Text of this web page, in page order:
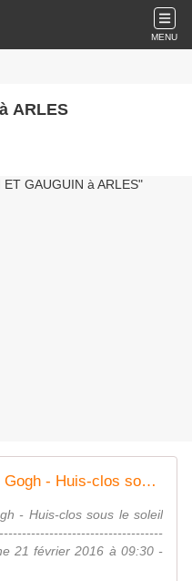
MENU
ARLES
Paul Gauguin - Vincent Van Gogh - Huis-clos sous le soleil du Midi_France 5_21/02/2016.
- Huis-clos sous le soleil
21 février 2016 à 09:30 -